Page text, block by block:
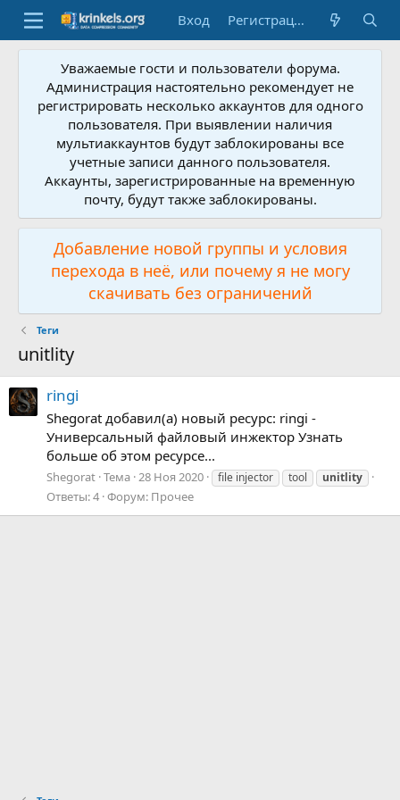
Вход Регистрация
Уважаемые гости и пользователи форума.
Администрация настоятельно рекомендует не
регистрировать несколько аккаунтов для одного
пользователя. При выявлении наличия
мультиаккаунтов будут заблокированы все
учетные записи данного пользователя.
Аккаунты, зарегистрированные на временную
почту, будут также заблокированы.
Добавление новой группы и условия
перехода в неё, или почему я не могу
скачивать без ограничений
Теги
unitlity
ringi
Shegorat добавил(а) новый ресурс: ringi -
Универсальный файловый инжектор Узнать
больше об этом ресурсе...
Shegorat Тема 28 Ноя 2020 file injector tool unitlity
Ответы: 4 Форум: Прочее